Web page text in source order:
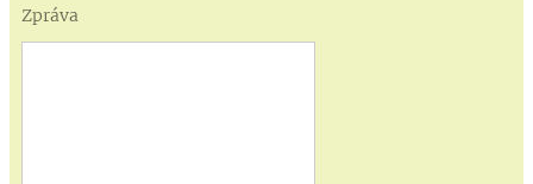
Zpráva